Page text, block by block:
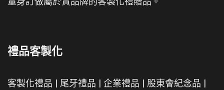
禮品客製化
客製化禮品 | 尾牙禮品 | 企業禮品 | 股東會紀念品 |